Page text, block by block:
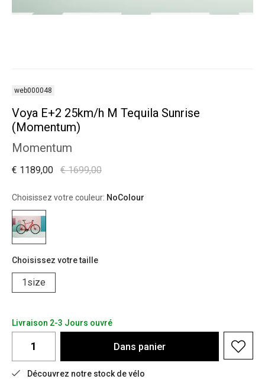
web000048
Voya E+2 25km/h M Tequila Sunrise
(Momentum)
Momentum
€ 1699,00
€ 1189,00
Choisissez votre couleur: NoColour
Choisissez votre taille
1size
Livraison 2-3 Jours ouvré
Dans panier
Découvrez notre stock de vélo